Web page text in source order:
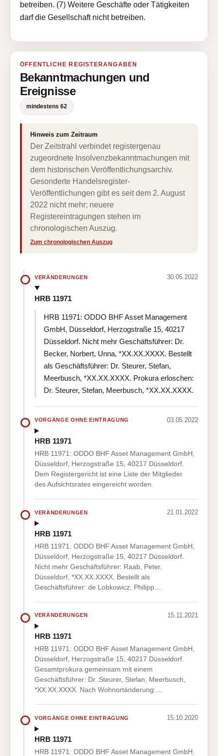
betreiben. (7) Weitere Geschäfte oder Tätigkeiten
darf die Gesellschaft nicht betreiben.
ÖFFENTLICHE REGISTERANGABEN
Bekanntmachungen und
Ereignisse
mindestens 62
Hinweis zum Zeitraum
Der Zeitstrahl verbindet registergenau
zugeordnete Insolvenzbekanntmachungen mit
dem historischen Veröffentlichungsarchiv.
Gesonderte Handelsregister-
Veröffentlichungen gibt es seit dem 2. August
2022 nicht mehr; neuere
Registereintragungen stehen im
chronologischen Auszug.
Zum chronologischen Auszug
VERÄNDERUNGEN 30.05.2022
HRB 11971
HRB 11971: ODDO BHF Asset Management
GmbH, Düsseldorf, Herzogstraße 15, 40217
Düsseldorf. Nicht mehr Geschäftsführer: Dr.
Becker, Norbert, Unna, *XX.XX.XXXX. Bestellt
als Geschäftsführer: Dr. Steurer, Stefan,
Meerbusch, *XX.XX.XXXX. Prokura erloschen:
Dr. Steurer, Stefan, Meerbusch, *XX.XX.XXXX.
VORGÄNGE OHNE EINTRAGUNG 03.05.2022
HRB 11971
HRB 11971: ODDO BHF Asset Management GmbH,
Düsseldorf, Herzogstraße 15, 40217 Düsseldorf.
Dem Registergericht ist eine Liste der Mitglieder
des Aufsichtsrates eingereicht worden.
VERÄNDERUNGEN 21.01.2022
HRB 11971
HRB 11971: ODDO BHF Asset Management GmbH,
Düsseldorf, Herzogstraße 15, 40217 Düsseldorf.
Nicht mehr Geschäftsführer: Raab, Peter,
Düsseldorf, *XX.XX.XXXX. Bestellt als
Geschäftsführer: de Lobkowicz, Philipp…
VERÄNDERUNGEN 15.11.2021
HRB 11971
HRB 11971: ODDO BHF Asset Management GmbH,
Düsseldorf, Herzogstraße 15, 40217 Düsseldorf.
Gesamtprokura gemeinsam mit einem
Geschäftsführer: Dr. Steurer, Stefan, Meerbusch,
*XX.XX.XXXX. Nach Wohnortänderung:…
VORGÄNGE OHNE EINTRAGUNG 15.10.2020
HRB 11971
HRB 11971: ODDO BHF Asset Management GmbH,